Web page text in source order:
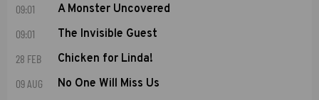
09:01 A Monster Uncovered
09:01 The Invisible Guest
28 FEB Chicken for Linda!
09 AUG No One Will Miss Us